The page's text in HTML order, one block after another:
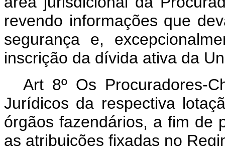
revendo informações que
segurança e,
inscrição da dívida ativa da
Art 8º Os Procuradores-
Jurídicos da respectiva
órgãos fazendários, a fim de
as atribuições fixadas no